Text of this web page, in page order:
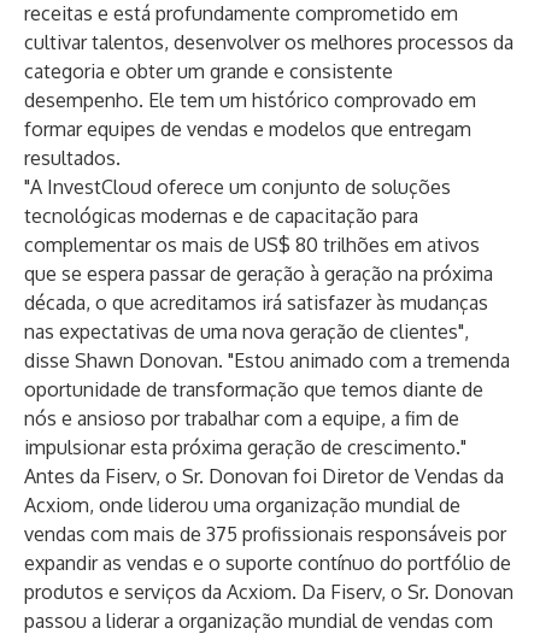
receitas e está profundamente comprometido em
cultivar talentos, desenvolver os melhores processos da
categoria e obter um grande e consistente
desempenho. Ele tem um histórico comprovado em
formar equipes de vendas e modelos que entregam
resultados.
"A InvestCloud oferece um conjunto de soluções
tecnológicas modernas e de capacitação para
complementar os mais de US$ 80 trilhões em ativos
que se espera passar de geração à geração na próxima
década, o que acreditamos irá satisfazer às mudanças
nas expectativas de uma nova geração de clientes",
disse Shawn Donovan. "Estou animado com a tremenda
oportunidade de transformação que temos diante de
nós e ansioso por trabalhar com a equipe, a fim de
impulsionar esta próxima geração de crescimento."
Antes da Fiserv, o Sr. Donovan foi Diretor de Vendas da
Acxiom, onde liderou uma organização mundial de
vendas com mais de 375 profissionais responsáveis por
expandir as vendas e o suporte contínuo do portfólio de
produtos e serviços da Acxiom. Da Fiserv, o Sr. Donovan
passou a liderar a organização mundial de vendas com